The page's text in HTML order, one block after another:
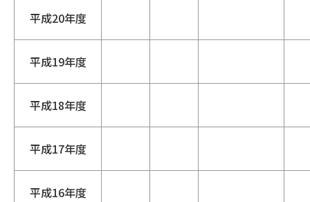
平成20年度
平成19年度
平成18年度
平成17年度
平成16年度